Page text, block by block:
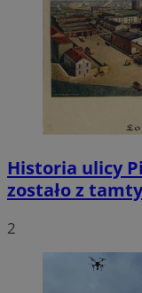
Historia ulicy
zostało z
2